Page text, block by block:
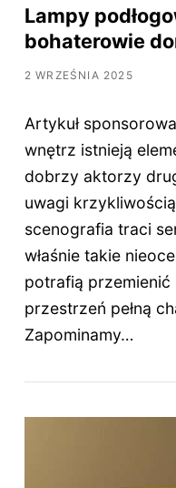
Lampy
bohaterowie
2 WRZEŚNIA 2025
Artykuł
wnętrz istnieją
dobrzy aktorzy
uwagi
scenografia traci
właśnie takie
potrafią
przestrzeń pełną
Zapominamy…